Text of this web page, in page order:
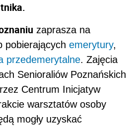
zaprasza na
pobierających emerytury,
przedemerytalne. Zajęcia
Senioraliów Poznańskich
Centrum Inicjatyw
warsztatów osoby
mogły uzyskać